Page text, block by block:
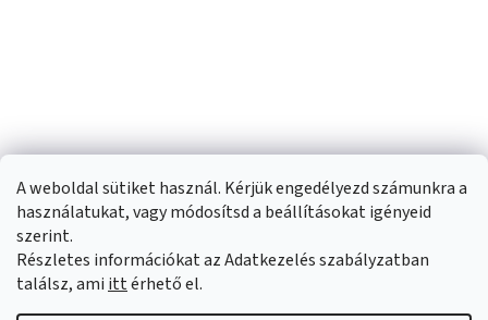
A weboldal sütiket használ. Kérjük engedélyezd számunkra a
használatukat, vagy módosítsd a beállításokat igényeid
szerint.
Részletes információkat az Adatkezelés szabályzatban
találsz, ami ittérhető el.
Shoptet készítette